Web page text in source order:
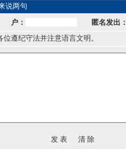
说两句
户：
匿名发出：
位遵纪守法并注意语言文明。